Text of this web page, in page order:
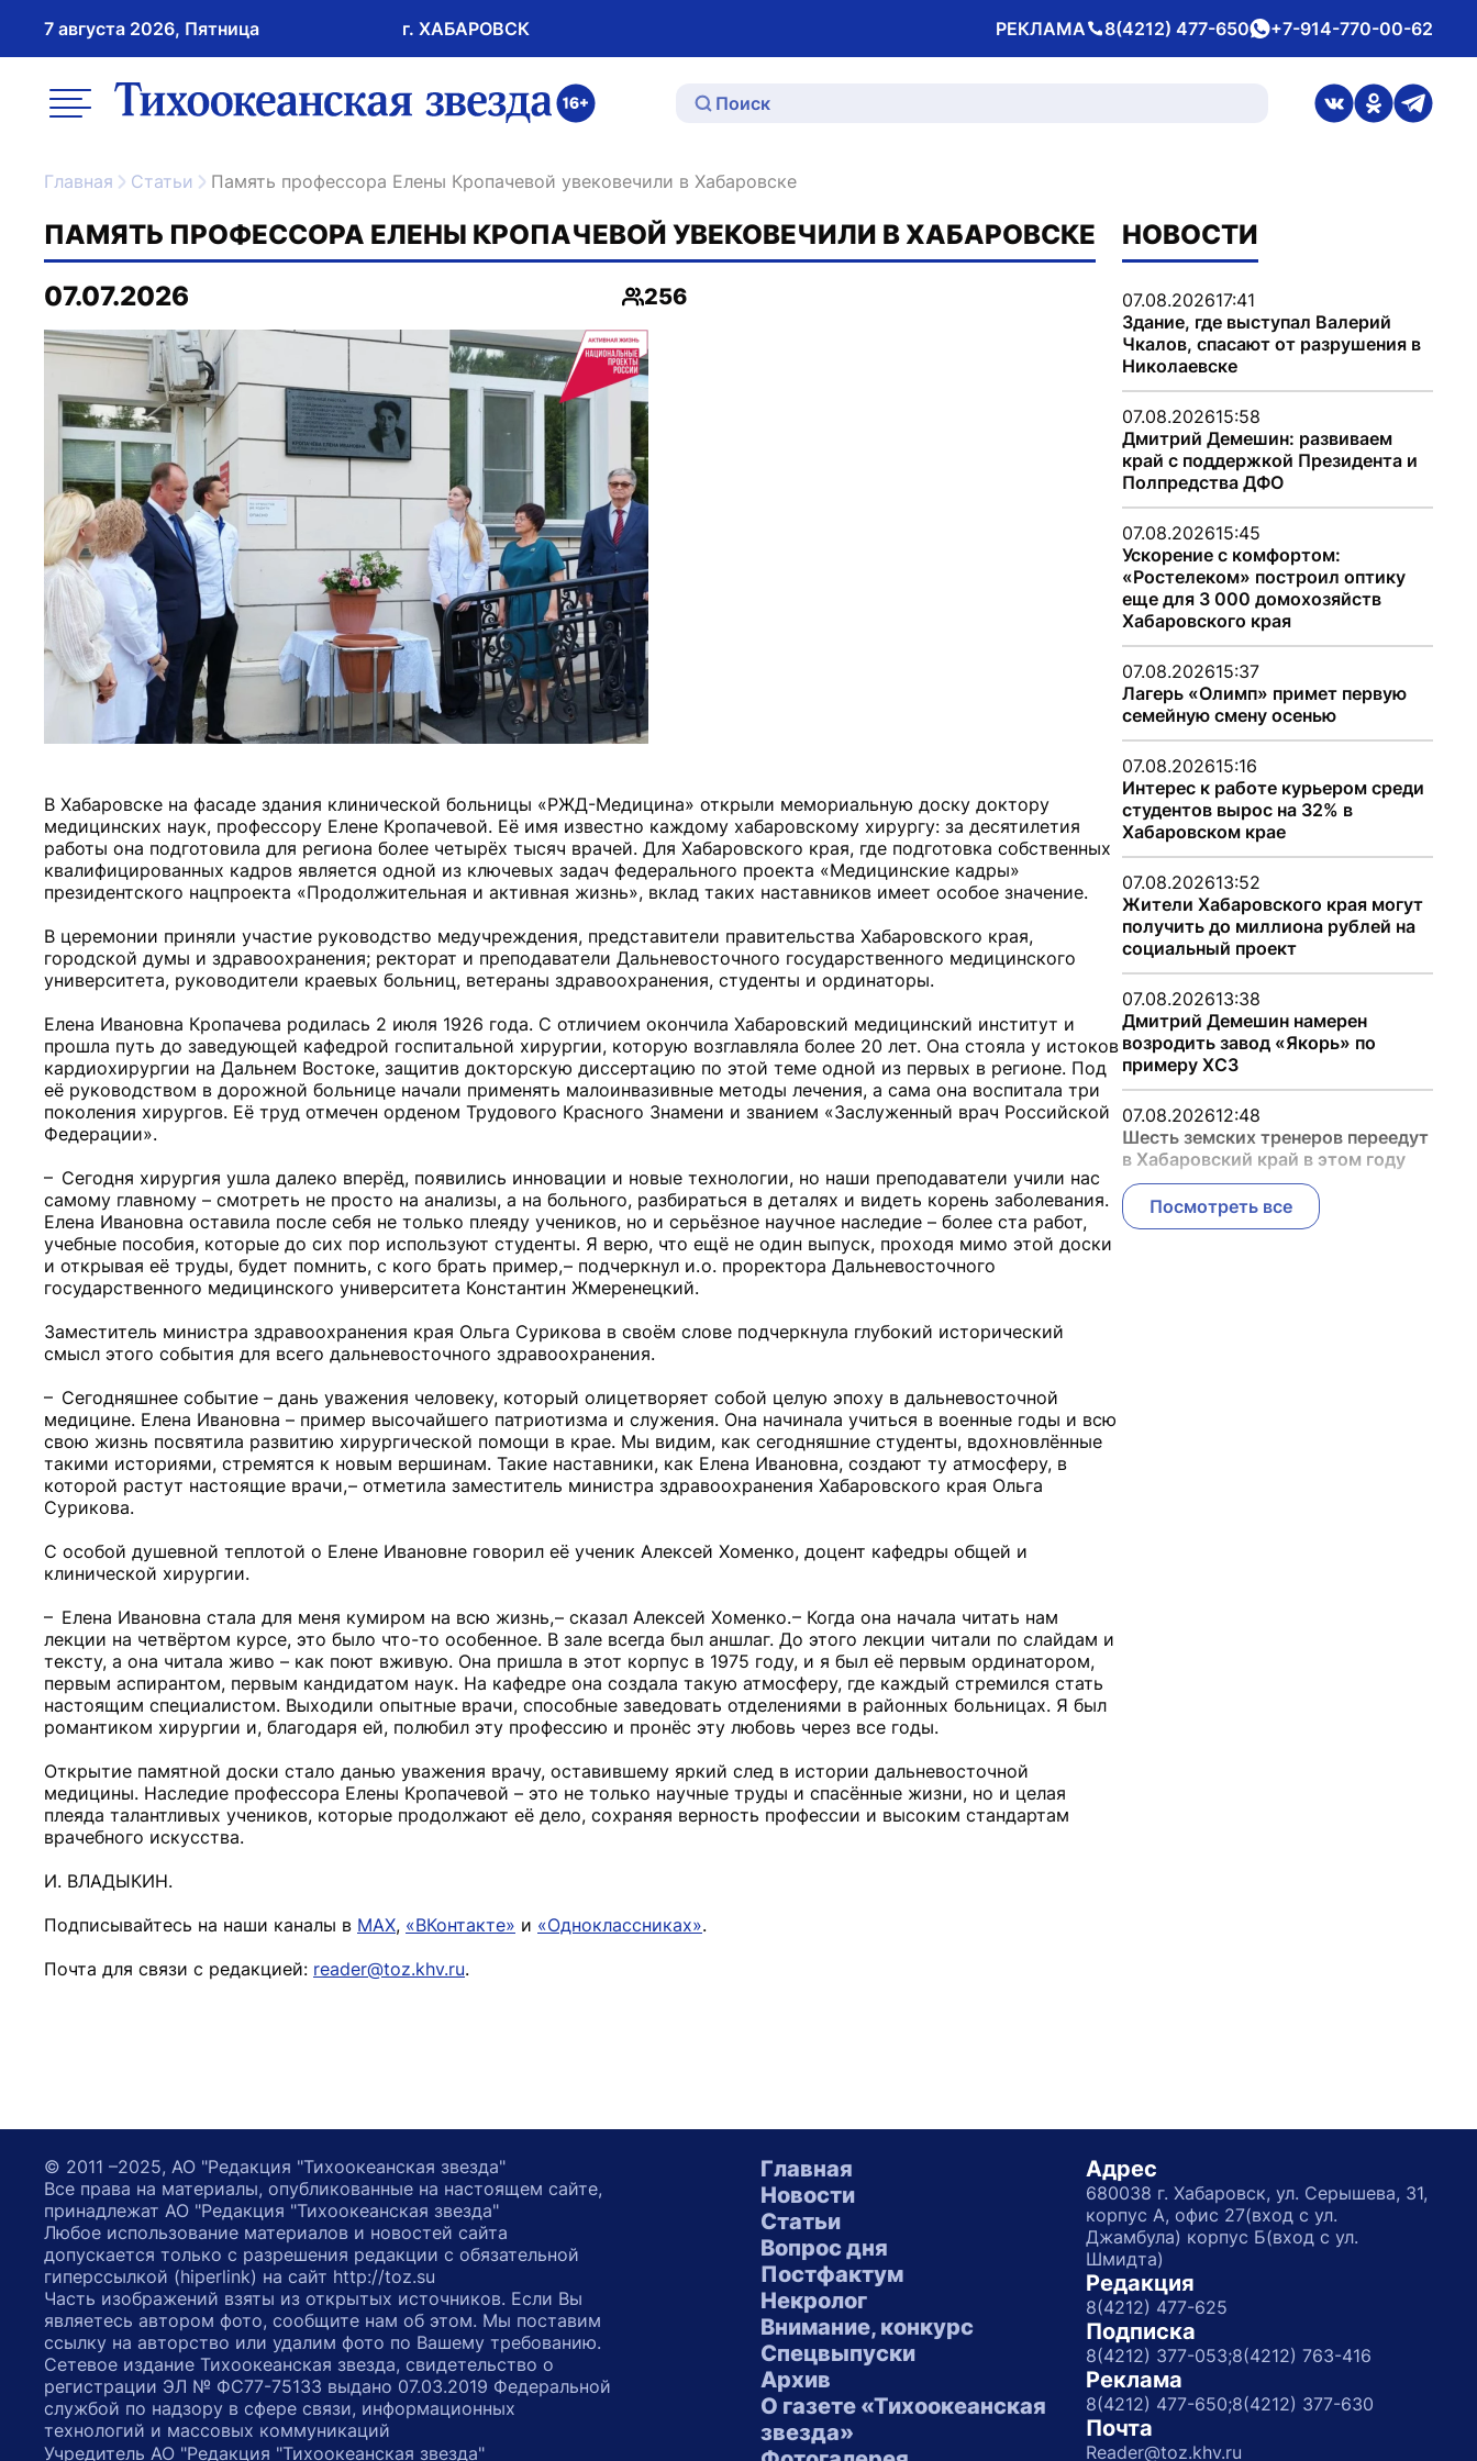
7 августа 2026, Пятница г. ХАБАРОВСК РЕКЛАМА
Телефон 8(4212) 477-650whatsApp
+7-914-770-00-62
меню ссылка на главную
ссылка на
ссылка на
Главная Статьи Память профессора Елены Кропачевой увековечили в Хабаровске
ПАМЯТЬ ПРОФЕССОРА ЕЛЕНЫ КРОПАЧЕВОЙ УВЕКОВЕЧИЛИ В ХАБАРОВСКЕ
07.07.2026
Просмотры
256
В Хабаровске на фасаде здания клинической больницы «РЖД-Медицина» открыли мемориальную доску доктору
медицинских наук, профессору Елене Кропачевой. Её имя известно каждому хабаровскому хирургу: за десятилетия
работы она подготовила для региона более четырёх тысяч врачей. Для Хабаровского края, где подготовка собственных
квалифицированных кадров является одной из ключевых задач федерального проекта «Медицинские кадры»
президентского нацпроекта «Продолжительная и активная жизнь», вклад таких наставников имеет особое значение.
В церемонии приняли участие руководство медучреждения, представители правительства Хабаровского края,
городской думы и здравоохранения; ректорат и преподаватели Дальневосточного государственного медицинского
университета, руководители краевых больниц, ветераны здравоохранения, студенты и ординаторы.
Елена Ивановна Кропачева родилась 2 июля 1926 года. С отличием окончила Хабаровский медицинский институт и
прошла путь до заведующей кафедрой госпитальной хирургии, которую возглавляла более 20 лет. Она стояла у истоков
кардиохирургии на Дальнем Востоке, защитив докторскую диссертацию по этой теме одной из первых в регионе. Под
её руководством в дорожной больнице начали применять малоинвазивные методы лечения, а сама она воспитала три
поколения хирургов. Её труд отмечен орденом Трудового Красного Знамени и званием «Заслуженный врач Российской
Федерации».
– Сегодня хирургия ушла далеко вперёд, появились инновации и новые технологии, но наши преподаватели учили нас
самому главному – смотреть не просто на анализы, а на больного, разбираться в деталях и видеть корень заболевания.
Елена Ивановна оставила после себя не только плеяду учеников, но и серьёзное научное наследие – более ста работ,
учебные пособия, которые до сих пор используют студенты. Я верю, что ещё не один выпуск, проходя мимо этой доски
и открывая её труды, будет помнить, с кого брать пример, – подчеркнул и. о. проректора Дальневосточного
государственного медицинского университета Константин Жмеренецкий.
Заместитель министра здравоохранения края Ольга Сурикова в своём слове подчеркнула глубокий исторический
смысл этого события для всего дальневосточного здравоохранения.
– Сегодняшнее событие – дань уважения человеку, который олицетворяет собой целую эпоху в дальневосточной
медицине. Елена Ивановна – пример высочайшего патриотизма и служения. Она начинала учиться в военные годы и всю
свою жизнь посвятила развитию хирургической помощи в крае. Мы видим, как сегодняшние студенты, вдохновлённые
такими историями, стремятся к новым вершинам. Такие наставники, как Елена Ивановна, создают ту атмосферу, в
которой растут настоящие врачи, – отметила заместитель министра здравоохранения Хабаровского края Ольга
Сурикова.
С особой душевной теплотой о Елене Ивановне говорил её ученик Алексей Хоменко, доцент кафедры общей и
клинической хирургии.
– Елена Ивановна стала для меня кумиром на всю жизнь, – сказал Алексей Хоменко. – Когда она начала читать нам
лекции на четвёртом курсе, это было что-то особенное. В зале всегда был аншлаг. До этого лекции читали по слайдам и
тексту, а она читала живо – как поют вживую. Она пришла в этот корпус в 1975 году, и я был её первым ординатором,
первым аспирантом, первым кандидатом наук. На кафедре она создала такую атмосферу, где каждый стремился стать
настоящим специалистом. Выходили опытные врачи, способные заведовать отделениями в районных больницах. Я был
романтиком хирургии и, благодаря ей, полюбил эту профессию и пронёс эту любовь через все годы.
Открытие памятной доски стало данью уважения врачу, оставившему яркий след в истории дальневосточной
медицины. Наследие профессора Елены Кропачевой – это не только научные труды и спасённые жизни, но и целая
плеяда талантливых учеников, которые продолжают её дело, сохраняя верность профессии и высоким стандартам
врачебного искусства.
И. ВЛАДЫКИН.
Подписывайтесь на наши каналы в MAX, «ВКонтакте» и «Одноклассниках».
Почта для связи с редакцией: reader@toz.khv.ru.
НОВОСТИ
07.08.202617:41
Здание, где выступал Валерий
Чкалов, спасают от разрушения в
Николаевске
07.08.202615:58
Дмитрий Демешин: развиваем
край с поддержкой Президента и
Полпредства ДФО
07.08.202615:45
Ускорение с комфортом:
«Ростелеком» построил оптику
еще для 3 000 домохозяйств
Хабаровского края
07.08.202615:37
Лагерь «Олимп» примет первую
семейную смену осенью
07.08.202615:16
Интерес к работе курьером среди
студентов вырос на 32% в
Хабаровском крае
07.08.202613:52
Жители Хабаровского края могут
получить до миллиона рублей на
социальный проект
07.08.202613:38
Дмитрий Демешин намерен
возродить завод «Якорь» по
примеру ХСЗ
07.08.202612:48
Шесть земских тренеров переедут
в Хабаровский край в этом году
Посмотреть все
Главная
Новости
Статьи
Вопрос дня
Постфактум
Некролог
Внимание, конкурс
Спецвыпуски
Архив
О газете «Тихоокеанская
звезда»
Адрес
680038 г. Хабаровск, ул. Серышева, 31,
корпус А, офис 27(вход с ул.
Джамбула) корпус Б(вход с ул.
Шмидта)
Редакция
8(4212) 477-625
Подписка
8(4212) 377-053;8(4212) 763-416
Реклама
8(4212) 477-650;8(4212) 377-630
Почта
Reader@toz.khv.ru
© 2011 –2025, АО "Редакция "Тихоокеанская звезда"
Все права на материалы, опубликованные на настоящем сайте,
принадлежат АО "Редакция "Тихоокеанская звезда"
Любое использование материалов и новостей сайта
допускается только с разрешения редакции с обязательной
гиперссылкой (hiperlink) на сайт http://toz.su
Часть изображений взяты из открытых источников. Если Вы
являетесь автором фото, сообщите нам об этом. Мы поставим
ссылку на авторство или удалим фото по Вашему требованию.
Сетевое издание Тихоокеанская звезда, свидетельство о
регистрации ЭЛ № ФС77-75133 выдано 07.03.2019 Федеральной
службой по надзору в сфере связи, информационных
технологий и массовых коммуникаций
Учредитель АО "Редакция "Тихоокеанская звезда"